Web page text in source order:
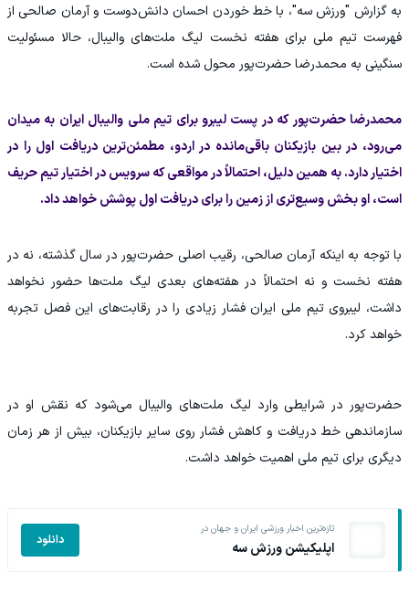
به گزارش "ورزش سه"، با خط خوردن احسان دانش‌دوست و آرمان صالحی از
فهرست تیم ملی برای هفته نخست لیگ ملت‌های والیبال، حالا مسئولیت
سنگینی به محمدرضا حضرت‌پور محول شده است.
محمدرضا حضرت‌پور که در پست لیبرو برای تیم ملی والیبال ایران به میدان
می‌رود، در بین بازیکنان باقی‌مانده در اردو، مطمئن‌ترین دریافت اول را در
اختیار دارد. به همین دلیل، احتمالاً در مواقعی که سرویس در اختیار تیم حریف
است، او بخش وسیع‌تری از زمین را برای دریافت اول پوشش خواهد داد.
با توجه به اینکه آرمان صالحی، رقیب اصلی حضرت‌پور در سال گذشته، نه در
هفته نخست و نه احتمالاً در هفته‌های بعدی لیگ ملت‌ها حضور نخواهد
داشت، لیبروی تیم ملی ایران فشار زیادی را در رقابت‌های این فصل تجربه
خواهد کرد.
حضرت‌پور در شرایطی وارد لیگ ملت‌های والیبال می‌شود که نقش او در
سازماندهی خط دریافت و کاهش فشار روی سایر بازیکنان، بیش از هر زمان
دیگری برای تیم ملی اهمیت خواهد داشت.
تازه‌ترین اخبار ورزشی ایران و جهان در
اپلیکیشن ورزش سه دانلود